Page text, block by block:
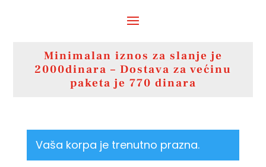
Minimalan iznos za slanje je
2000dinara – Dostava za većinu
paketa je 770 dinara
Vaša korpa je trenutno prazna.